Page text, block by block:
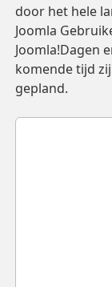
door het hele
Joomla
Joomla!Dagen
komende tijd
gepland.